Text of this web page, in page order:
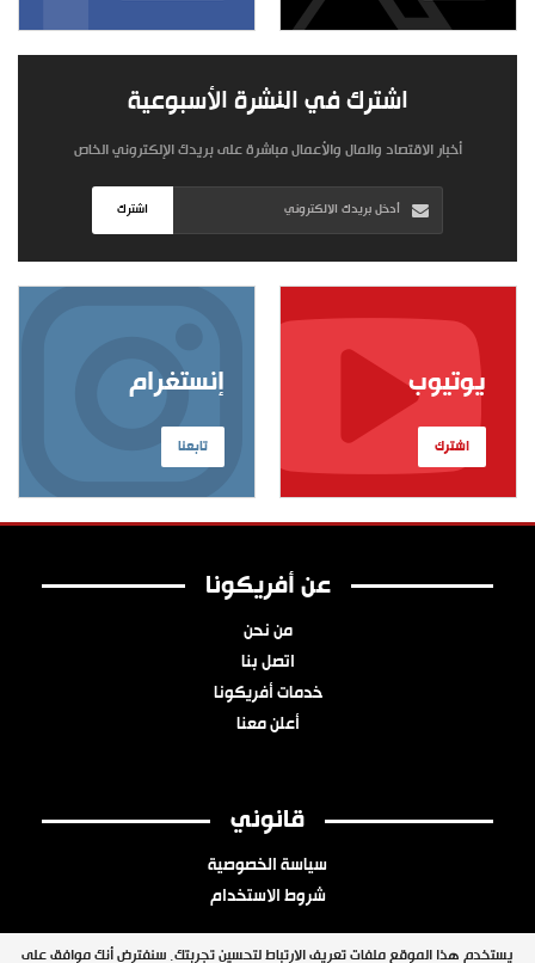
اشترك في النشرة الأسبوعية
أخبار الاقتصاد والمال والأعمال مباشرة على بريدك الإلكتروني الخاص
اشترك
إنستغرام
تابعنا
يوتيوب
اشترك
عن أفريكونا
من نحن
اتصل بنا
خدمات أفريكونا
أعلن معنا
قانوني
سياسة الخصوصية
شروط الاستخدام
يستخدم هذا الموقع ملفات تعريف الارتباط لتحسين تجربتك. سنفترض أنك موافق على